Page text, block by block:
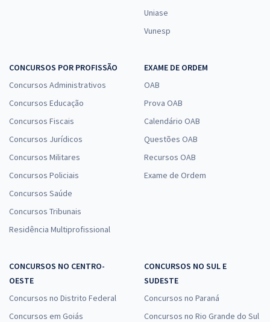
Uniase
Vunesp
CONCURSOS POR PROFISSÃO
Concursos Administrativos
Concursos Educação
Concursos Fiscais
Concursos Jurídicos
Concursos Militares
Concursos Policiais
Concursos Saúde
Concursos Tribunais
Residência Multiprofissional
EXAME DE ORDEM
OAB
Prova OAB
Calendário OAB
Questões OAB
Recursos OAB
Exame de Ordem
CONCURSOS NO CENTRO-
OESTE
Concursos no Distrito Federal
Concursos em Goiás
CONCURSOS NO SUL E
SUDESTE
Concursos no Paraná
Concursos no Rio Grande do Sul